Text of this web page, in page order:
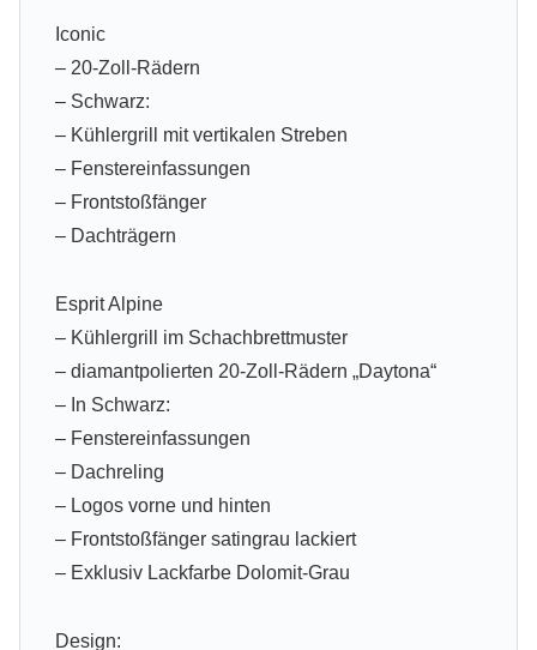
Iconic
– 20-Zoll-Rädern
– Schwarz:
– Kühlergrill mit vertikalen Streben
– Fenstereinfassungen
– Frontstoßfänger
– Dachträgern
Esprit Alpine
– Kühlergrill im Schachbrettmuster
– diamantpolierten 20-Zoll-Rädern „Daytona“
– In Schwarz:
– Fenstereinfassungen
– Dachreling
– Logos vorne und hinten
– Frontstoßfänger satingrau lackiert
– Exklusiv Lackfarbe Dolomit-Grau
Design: